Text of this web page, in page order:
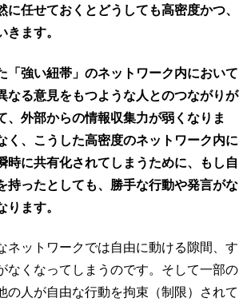
に任せておくとどうしても高密度かつ、
きます。
「強い紐帯」のネットワーク内において
なる意見をもつような人とのつながりが
、外部からの情報収集力が弱くなりま
く、こうした高密度のネットワーク内に
時に共有化されてしまうために、もし自
持ったとしても、勝手な行動や発言がな
ります。
ネットワークでは自由に動ける隙間、す
なくなってしまうのです。そして一部の
の人が自由な行動を拘束（制限）されて